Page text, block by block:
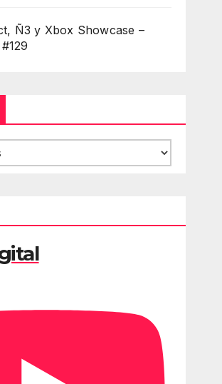
Ñ3 y Xbox Showcase –